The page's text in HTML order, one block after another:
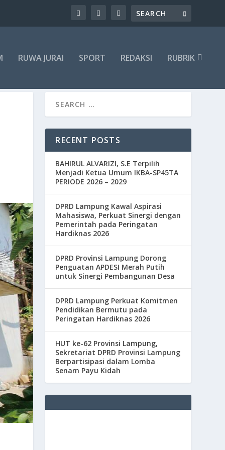
RUWA JURAI SPORT REDAKSI RUBRIK
RECENT POSTS
BAHIRUL ALVARIZI, S.E Terpilih
Menjadi Ketua Umum IKBA-SP45TA
PERIODE 2026 – 2029
DPRD Lampung Kawal Aspirasi
Mahasiswa, Perkuat Sinergi dengan
Pemerintah pada Peringatan
Hardiknas 2026
DPRD Provinsi Lampung Dorong
Penguatan APDESI Merah Putih
untuk Sinergi Pembangunan Desa
DPRD Lampung Perkuat Komitmen
Pendidikan Bermutu pada
Peringatan Hardiknas 2026
HUT ke-62 Provinsi Lampung,
Sekretariat DPRD Provinsi Lampung
Berpartisipasi dalam Lomba
Senam Payu Kidah